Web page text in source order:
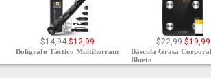
$14,94 $12,99
Bolígrafo Táctico Multiherram
$22,99 $19,99
Báscula Grasa Corporal
Blueto